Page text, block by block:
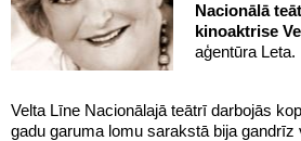
Nacionālā
kinoaktrise
aģentūra Leta.
Velta Līne Nacionālajā teātrī darbojās
gadu garuma lomu sarakstā bija